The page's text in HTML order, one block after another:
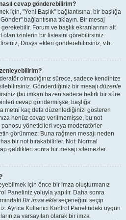
cevap gönderebilirim?
için, "Yeni Başlık" bağlantısına, bir başlığa
bağlantısına tıklayın. Bir mesaj
Forum ve başlık ekranlarının alt
olan izinlerin bir listesini görebilirsiniz.
Dosya ekleri gönderebilirsiniz, v.b.
olmadığınız sürece, sadece kendinize
Gönderdiğiniz bir mesajı düzenle
(bu imkan bazen sadece belirli bir süre
cevap göndermişse, başlığa
metni kaç defa düzenlediğinizi gösteren
henüz cevap verilmemişse, bu not
panosu yöneticileri veya moderatörler
görünmez. Buna rağmen mesajı neden
bir not bırakabilirler. Not: Normal
geldikten sonra bir mesajı silemezler.
için önce bir imza oluşturmanız
Paneliniz yoluyla yapılır. Daha sonra
Bir imza ekle seçeneğini seçip
Ayrıca Kullanıcı Kontrol Panelindeki uygun
varsayılan olarak bir imza